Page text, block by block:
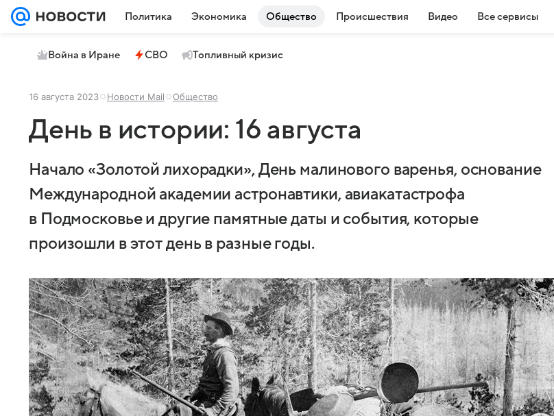
Политика Экономика Общество Происшествия Видео Все сервисы
Война в Иране СВО Топливный кризис
16 августа 2023 Новости Mail Общество
День в истории: 16 августа
Начало «Золотой лихорадки», День малинового варенья, основание
Международной академии астронавтики, авиакатастрофа
в Подмосковье и другие памятные даты и события, которые
произошли в этот день в разные годы.